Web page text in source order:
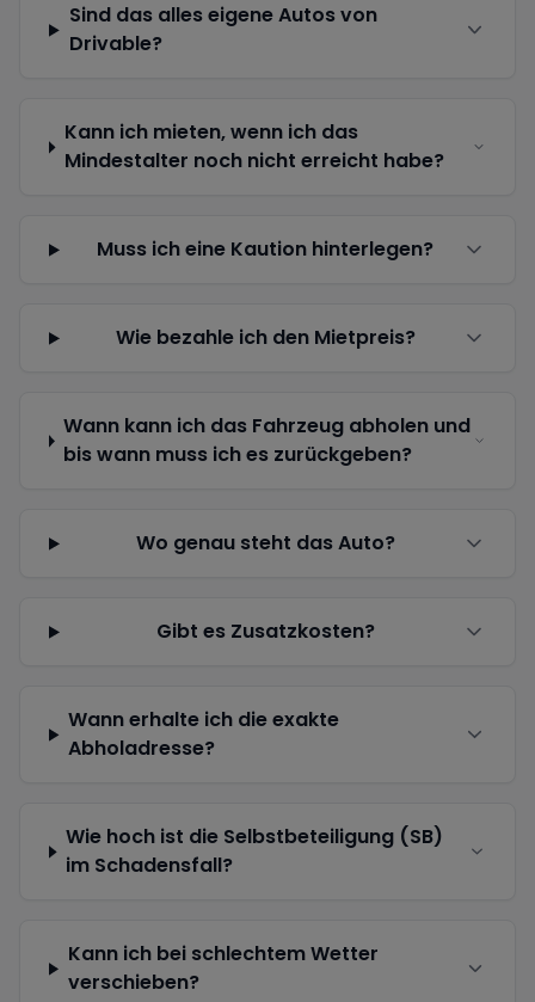
Sind das alles eigene Autos von
Drivable?
Kann ich mieten, wenn ich das
Mindestalter noch nicht erreicht habe?
Muss ich eine Kaution hinterlegen?
Wie bezahle ich den Mietpreis?
Wann kann ich das Fahrzeug abholen und
bis wann muss ich es zurückgeben?
Wo genau steht das Auto?
Gibt es Zusatzkosten?
Wann erhalte ich die exakte
Abholadresse?
Wie hoch ist die Selbstbeteiligung (SB)
im Schadensfall?
Kann ich bei schlechtem Wetter
verschieben?